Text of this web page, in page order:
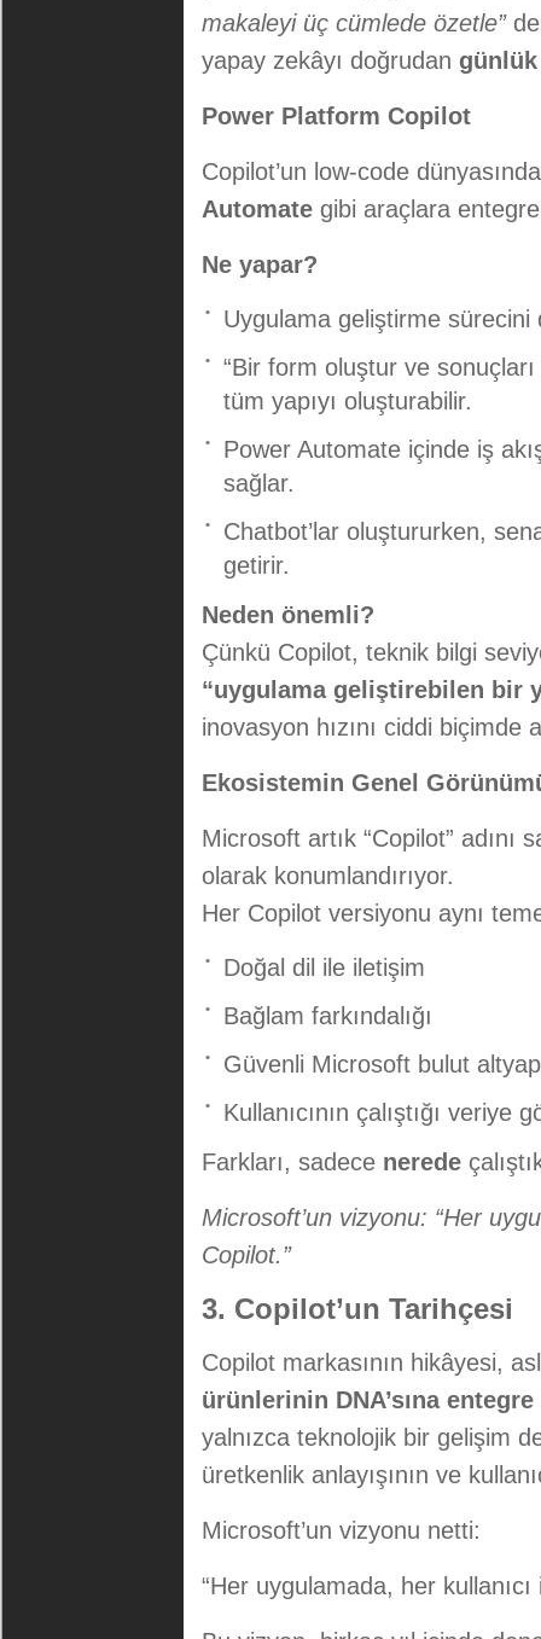
makaleyi üç cümlede özetle”
yapay zekâyı doğrudan
Power Platform Copilot
Copilot’un low-code
Automate gibi araçlara entegre
Ne yapar?
Uygulama geliştirme sürecini
“Bir form oluştur ve
tüm yapıyı oluşturabilir.
Power Automate içinde iş
sağlar.
Chatbot’lar oluştururken,
getirir.
Neden önemli?
Çünkü Copilot, teknik bilgi
“uygulama geliştirebilen bir
inovasyon hızını ciddi biçimde
Ekosistemin Genel
Microsoft artık “Copilot”
olarak konumlandırıyor.
Her Copilot versiyonu aynı
Doğal dil ile iletişim
Bağlam farkındalığı
Güvenli Microsoft bulut
Kullanıcının çalıştığı veriye
Farkları, sadece nerede
Microsoft’un vizyonu: “Her
Copilot.”
3. Copilot’un Tarihçesi
Copilot markasının hikâyesi,
ürünlerinin DNA’sına
yalnızca teknolojik bir gelişim
üretkenlik anlayışının ve
Microsoft’un vizyonu netti:
“Her uygulamada, her